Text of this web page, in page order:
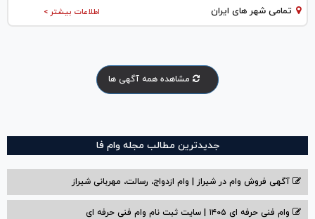
اطلاعات بیشتر > تمامی شهر های ایران
مشاهده همه آگهی ها
جدیدترین مطالب مجله وام فا
آگهی فروش وام در شیراز | وام ازدواج، رسالت، مهربانی شیراز
وام فنی حرفه ای ۱۴۰۵ | سایت ثبت نام وام فنی حرفه ای